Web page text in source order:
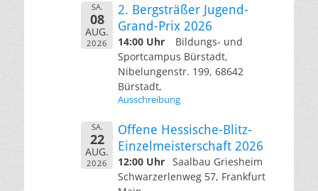
SA.
08
AUG.
2026
2. Bergsträßer Jugend-
Grand-Prix 2026
14:00 Uhr
Bildungs- und
Sportcampus Bürstadt,
Nibelungenstr. 199, 68642
Bürstadt,
Ausschreibung
SA.
22
AUG.
2026
Offene Hessische-Blitz-
Einzelmeisterschaft 2026
12:00 Uhr Saalbau Griesheim
Schwarzerlenweg 57, Frankfurt